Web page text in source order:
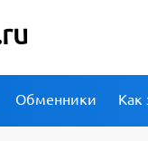
Обменники Как